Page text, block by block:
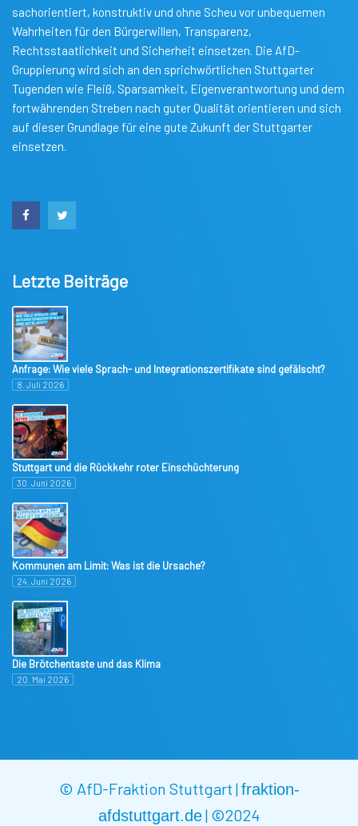
sachorientiert, konstruktiv und ohne Scheu vor unbequemen
Wahrheiten für den Bürgerwillen, Transparenz,
Rechtsstaatlichkeit und Sicherheit einsetzen. Die AfD-
Gruppierung wird sich an den sprichwörtlichen Stuttgarter
Tugenden wie Fleiß, Sparsamkeit, Eigenverantwortung und dem
fortwährenden Streben nach guter Qualität orientieren und sich
auf dieser Grundlage für eine gute Zukunft der Stuttgarter
einsetzen.
Letzte Beiträge
Anfrage: Wie viele Sprach- und Integrationszertifikate sind gefälscht?
8. Juli 2026
Stuttgart und die Rückkehr roter Einschüchterung
30. Juni 2026
Kommunen am Limit: Was ist die Ursache?
24. Juni 2026
Die Brötchentaste und das Klima
20. Mai 2026
© AfD-Fraktion Stuttgart |fraktion-
afdstuttgart.de| ©2024